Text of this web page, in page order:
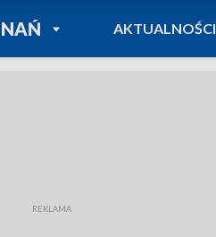
POWRÓT DO
TVP REGIONY
AKTUALNOŚCI